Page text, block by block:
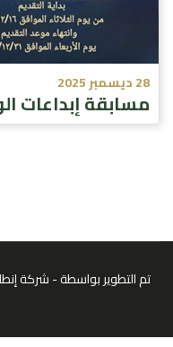
مسابقة إبداعات
28 ديسمبر 2025
تم التطوير بواسطة - شركة